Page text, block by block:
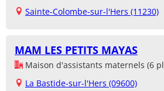
Sainte-Colombe-sur-l'Hers (11230)
MAM LES PETITS MAYAS
Maison d'assistants maternels (6
La Bastide-sur-l'Hers (09600)